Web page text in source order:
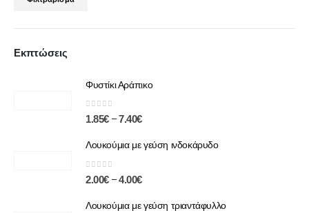
Εκπτώσεις
Φυστίκι Αράπικο
0 out of 5
1.85€ – 7.40€
Λουκούμια με γεύση ινδοκάρυδο
0out of 5
2.00€ – 4.00€
Λουκούμια με γεύση τριαντάφυλλο